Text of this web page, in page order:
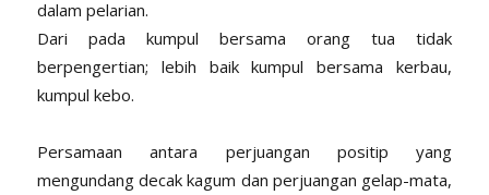
dalam pelarian.
Dari pada kumpul bersama orang tua tidak
berpengertian; lebih baik kumpul bersama kerbau,
kumpul kebo.
Persamaan antara perjuangan positip yang
mengundang decak kagum dan perjuangan gelap-mata,